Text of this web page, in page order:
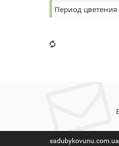
Период цветения